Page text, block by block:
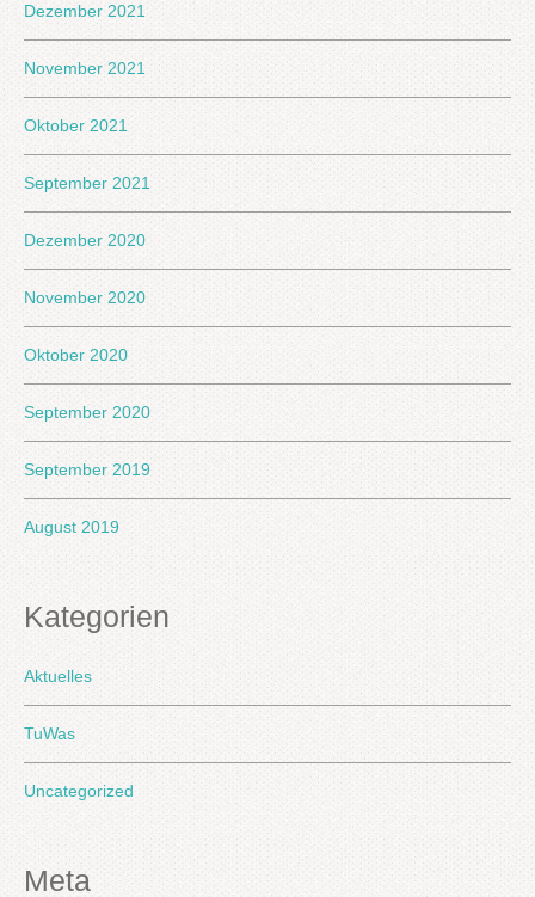
Dezember 2021
November 2021
Oktober 2021
September 2021
Dezember 2020
November 2020
Oktober 2020
September 2020
September 2019
August 2019
Kategorien
Aktuelles
TuWas
Uncategorized
Meta